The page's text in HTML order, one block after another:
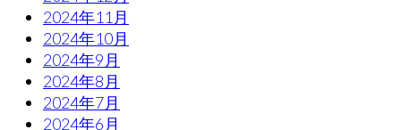
2024年11月
2024年10月
2024年9月
2024年8月
2024年7月
2024年6月